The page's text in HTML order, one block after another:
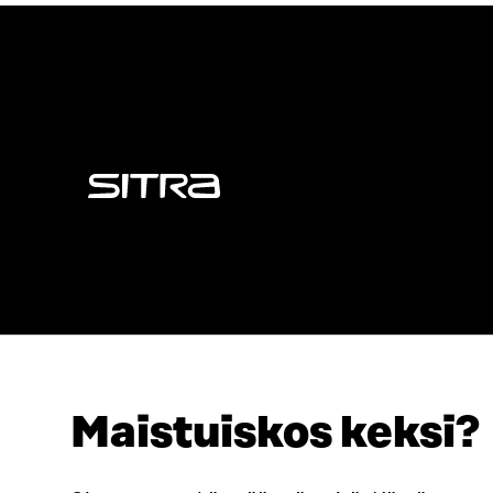
Maistuiskos keksi?
Sitra